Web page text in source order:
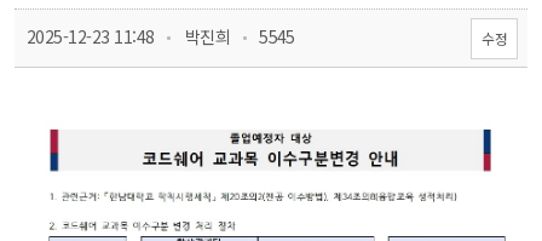
2025-12-23 11:48 박진희 5545 수정